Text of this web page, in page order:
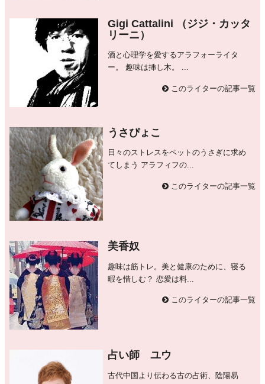
Gigi Cattalini （ジジ・カッタ
リーニ）
酒と心理学を愛するアラフォーライタ
ー。 趣味は挿し木。 ...
このライターの記事一覧
うさぴょこ
日々のストレスをペットのうさぎに求め
てしまう アラフィフの...
このライターの記事一覧
美香奴
趣味は筋トレ。美と健康のために、寝る
暇を惜しむ？ 恋愛は料...
このライターの記事一覧
占い師 ユウ
古代中国より伝わる古の占術、陰陽易